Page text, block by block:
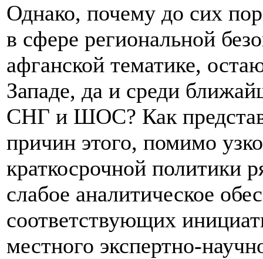
Однако, почему до сих
в сфере региональной
афганской тематике,
Западе, да и среди
СНГ и ШОС? Как
причин этого, помимо
краткосрочной политики
слабое аналитическое
соответствующих
местного экспертно-